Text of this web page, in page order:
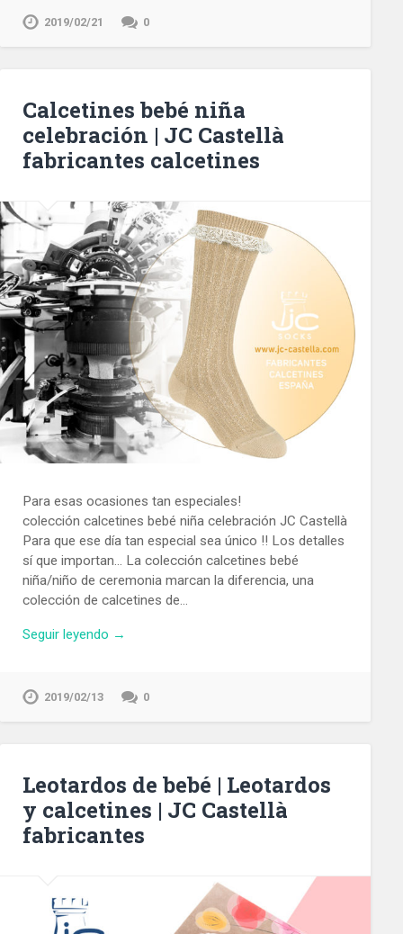
2019/02/21 0
Calcetines bebé niña
celebración | JC Castellà
fabricantes calcetines
Para esas ocasiones tan especiales!
colección calcetines bebé niña celebración JC Castellà
Para que ese día tan especial sea único !! Los detalles
sí que importan… La colección calcetines bebé
niña/niño de ceremonia marcan la diferencia, una
colección de calcetines de…
Seguir leyendo →
2019/02/13 0
Leotardos de bebé | Leotardos
y calcetines | JC Castellà
fabricantes